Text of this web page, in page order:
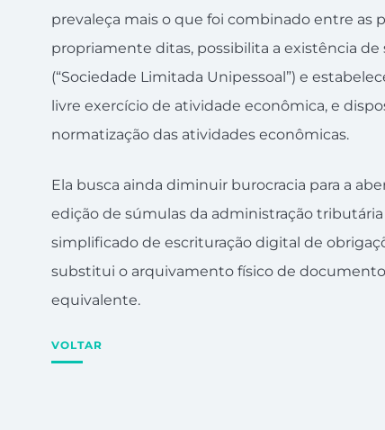
prevaleça mais o que foi combinado entre as
propriamente ditas, possibilita a existência
(“Sociedade Limitada Unipessoal”) e
livre exercício de atividade econômica, e
normatização das atividades econômicas.
Ela busca ainda diminuir burocracia para a
edição de súmulas da administração
simplificado de escrituração digital de
substitui o arquivamento físico de
equivalente.
VOLTAR